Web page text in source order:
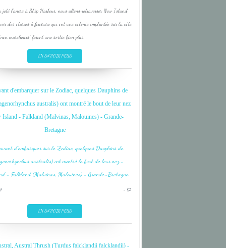
l'ancre à Ship Harbour, nous allons retraverser New Island
des otaries à fourrure qui ont une colonie implantée sur la côte
marcheurs" feront une sortie bien plus...
EN SAVOIR PLUS
FALKLAND
d'embarquer sur le Zodiac, quelques Dauphins de
australis) ont montré le bout de leur nez
Island - Falkland (Malvinas, Malouines) - Grande-
Bretagne
…
EN SAVOIR PLUS
Austral Thrush (Turdus falcklandii falcklandii) -